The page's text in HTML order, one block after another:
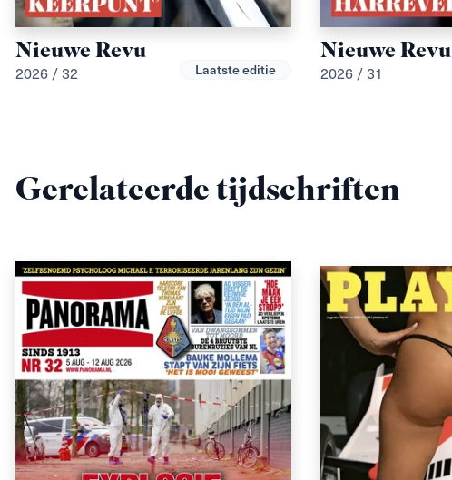
Nieuwe Revu
2026 / 32 Laatste editie
Nieuwe Revu
2026 / 31
Gerelateerde tijdschriften